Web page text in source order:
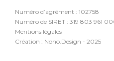
Numéro d’agrément : 102758
Numéro de SIRET : 319 803 961
Mentions légales
Création : Nono.Design - 2025